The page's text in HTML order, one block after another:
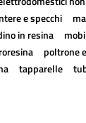
e specchi
in resina
poltrone
tapparelle